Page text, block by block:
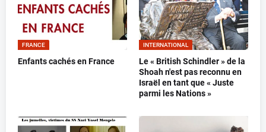
FRANCE
Enfants cachés en France
INTERNATIONAL
Le « British Schindler » de la
Shoah n'est pas reconnu en
Israël en tant que « Juste
parmi les Nations »